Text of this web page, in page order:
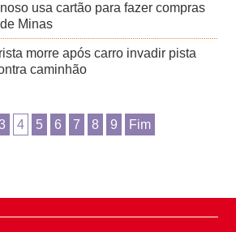
usa cartão para fazer compras
Minas
morre após carro invadir pista
caminhão
4 5 6 7 8 9 Fim